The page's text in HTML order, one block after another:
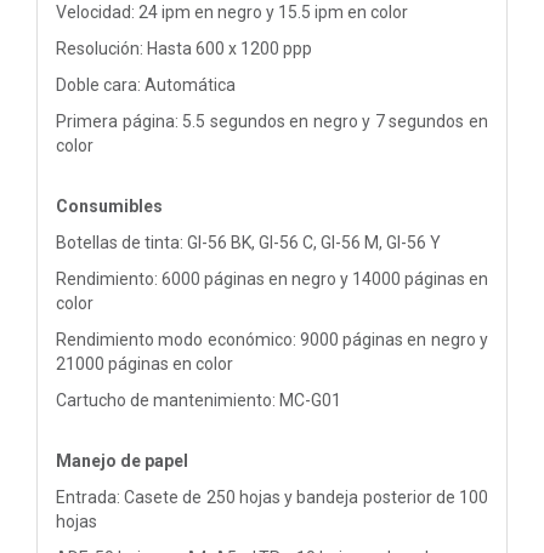
Velocidad: 24 ipm en negro y 15.5 ipm en color
Resolución: Hasta 600 x 1200 ppp
Doble cara: Automática
Primera página: 5.5 segundos en negro y 7 segundos en
color
Consumibles
Botellas de tinta: GI-56 BK, GI-56 C, GI-56 M, GI-56 Y
Rendimiento: 6000 páginas en negro y 14000 páginas en
color
Rendimiento modo económico: 9000 páginas en negro y
21000 páginas en color
Cartucho de mantenimiento: MC-G01
Manejo de papel
Entrada: Casete de 250 hojas y bandeja posterior de 100
hojas